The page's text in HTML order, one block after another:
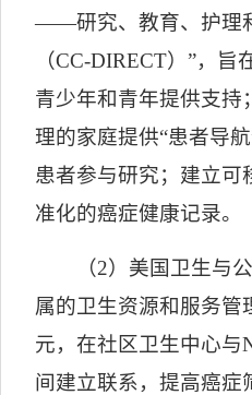
——研究、教育、护理
（CC-DIRECT）”，旨
青少年和青年提供支持
理的家庭提供“患者导航
患者参与研究；建立可
准化的癌症健康记录。
（2）美国卫生与
属的卫生资源和服务管
元，在社区卫生中心与
间建立联系，提高癌症